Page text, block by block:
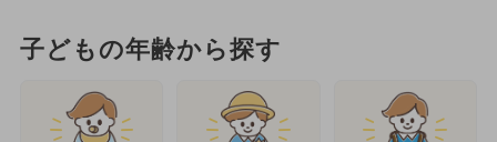
子どもの年齢から探す